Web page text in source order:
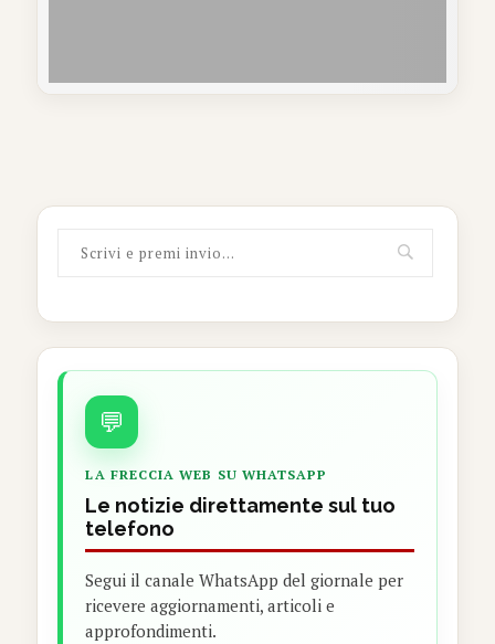
💬
LA FRECCIA WEB SU WHATSAPP
Le notizie direttamente sul tuo
telefono
Segui il canale WhatsApp del giornale per
ricevere aggiornamenti, articoli e
approfondimenti.